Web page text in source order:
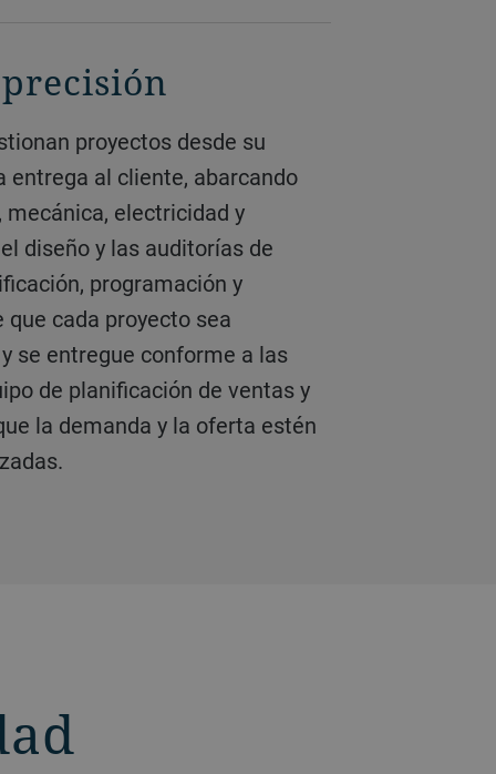
entrega al cliente, abarcando
electricidad y
diseño y las auditorías de
programación y
cada proyecto sea
se entregue conforme a las
de planificación de ventas y
la demanda y la oferta estén
en marcha
Desde los planes de
coordinación de las partes
de que todo avance sin
altos estándares de
hace falta
marcha con enfoque y
en las obras, el
y la entrega sin
gestionando con
las etapas finales y críticas